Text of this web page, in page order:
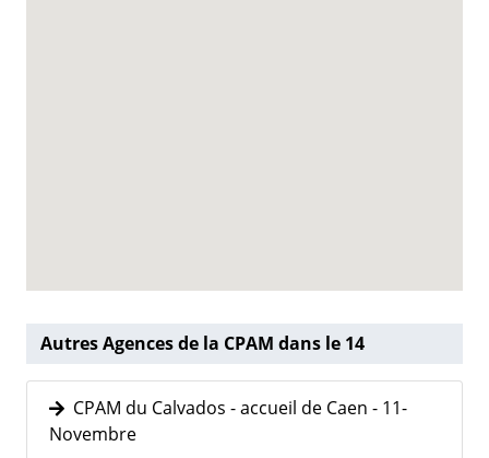
Autres Agences de la CPAM dans le 14
CPAM du Calvados - accueil de Caen - 11-
Novembre